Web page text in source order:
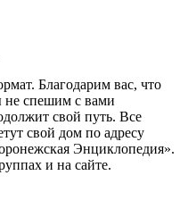
Благодарим вас, что
спешим с вами
свой путь. Все
свой дом по адресу
Энциклопедия».
и на сайте.